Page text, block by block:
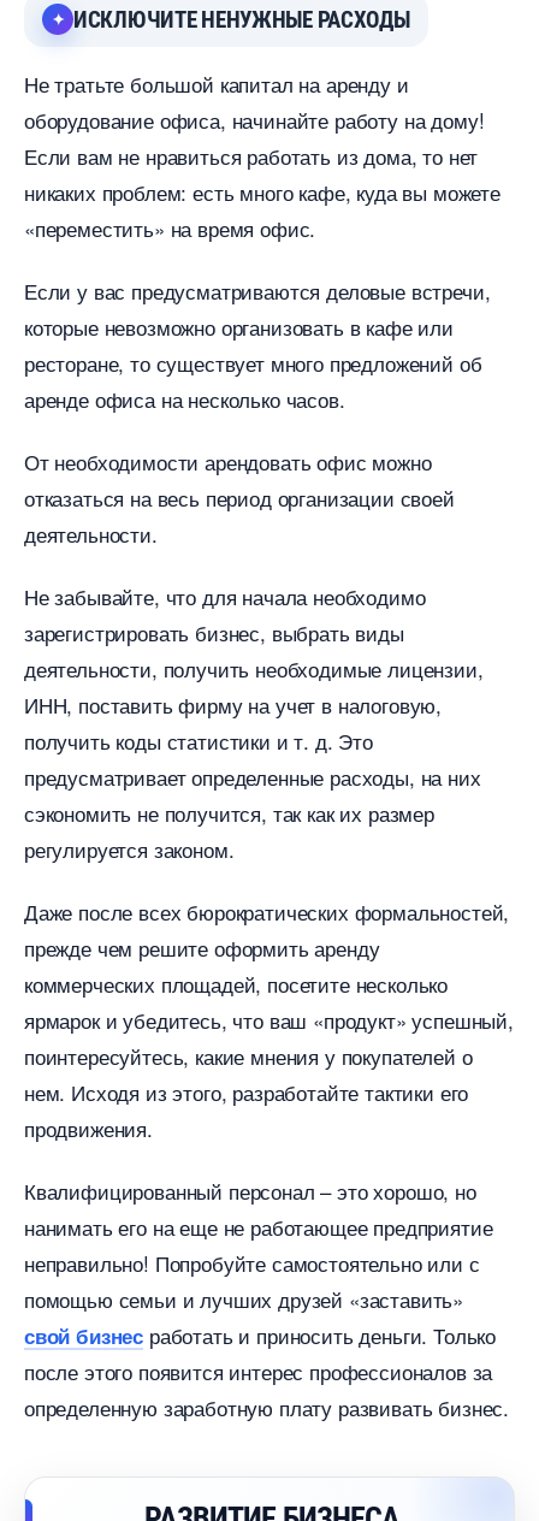
ИСКЛЮЧИТЕ НЕНУЖНЫЕ РАСХОДЫ
Не тратьте большой капитал на аренду и
оборудование офиса, начинайте работу на дому!
Если вам не нравиться работать из дома, то нет
никаких проблем: есть много кафе, куда вы можете
«переместить» на время офис.
Если у вас предусматриваются деловые встречи,
которые невозможно организовать в кафе или
ресторане, то существует много предложений о
аренде офиса на несколько часов.
От необходимости арендовать офис можно
отказаться на весь период организации своей
деятельности.
Не забывайте, что для начала необходимо
зарегистрировать бизнес, выбрать виды
деятельности, получить необходимые лицензии,
ИНН, поставить фирму на учет в налоговую,
получить коды статистики и т. д. Это
предусматривает определенные расходы, на них
сэкономить не получится, так как их размер
регулируется законом.
Даже после всех бюрократических формальностей,
прежде чем решите оформить аренду
коммерческих площадей, посетите несколько
ярмарок и убедитесь, что ваш «продукт» успешный,
поинтересуйтесь, какие мнения у покупателей о
нем. Исходя из этого, разработайте тактики его
продвижения.
Квалифицированный персонал – это хорошо, но
нанимать его на еще не работающее предприятие
неправильно! Попробуйте самостоятельно или с
помощью семьи и лучших друзей «заставить»
свой бизнес работать и приносить деньги. Только
после этого появится интерес профессионалов за
определенную заработную плату развивать бизнес.